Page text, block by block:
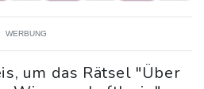
WERBUNG
um das Rätsel "Über